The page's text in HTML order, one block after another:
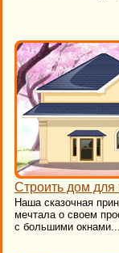
Строить дом для
Наша сказочная
мечтала о своем
с большими окнами...